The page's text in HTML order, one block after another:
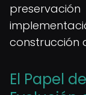
construcción
El Papel